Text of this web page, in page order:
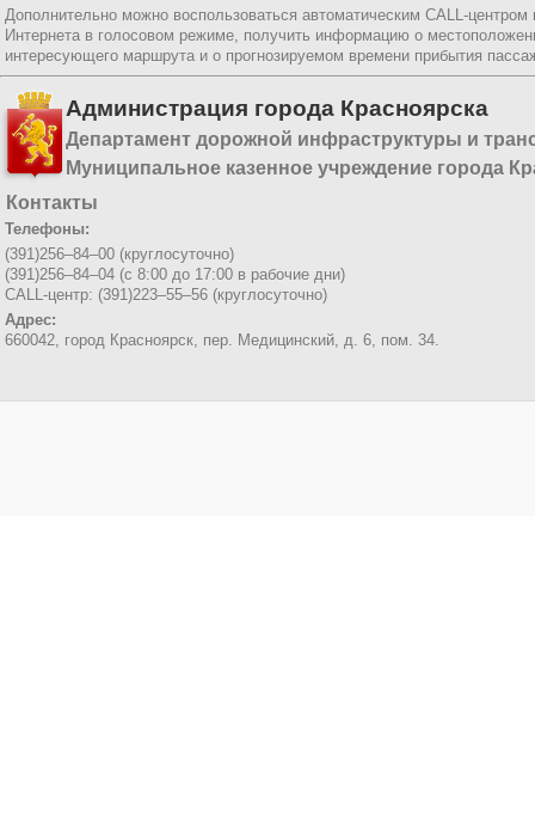
Дополнительно можно воспользоваться автоматическим CALL-
Интернета в голосовом режиме, получить информацию о
интересующего маршрута и о прогнозируемом времени прибытия
Администрация города Красноярска
Департамент дорожной инфраструктуры и
Муниципальное казенное учреждение города
Контакты
Телефоны:
(391)256–84–00 (круглосуточно)
(391)256–84–04 (с 8:00 до 17:00 в рабочие дни)
CALL-центр: (391)223–55–56 (круглосуточно)
Адрес:
660042, город Красноярск, пер. Медицинский, д. 6, пом. 34.